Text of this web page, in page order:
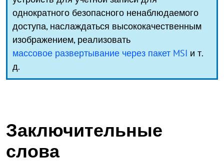
однократного безопасного ненаблюдаемого
доступа, наслаждаться высококачественным
изображением, реализовать
массовое развертывание через пакет MSI и т.
д.
Заключительные
слова